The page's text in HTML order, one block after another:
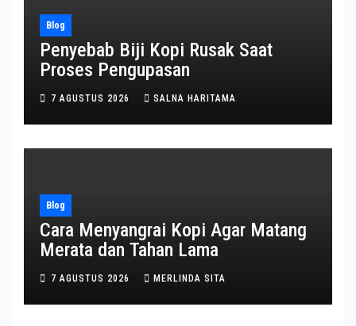
Blog
Penyebab Biji Kopi Rusak Saat
Proses Pengupasan
7 AGUSTUS 2026 SALNA HARITAMA
Blog
Cara Menyangrai Kopi Agar Matang
Merata dan Tahan Lama
7 AGUSTUS 2026 MERLINDA SITA